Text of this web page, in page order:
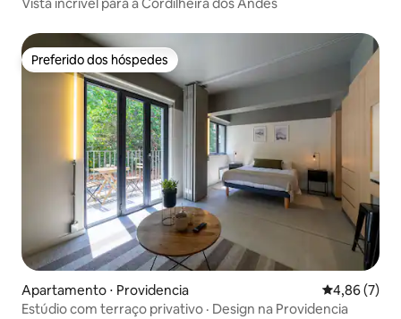
Preferido dos hóspedes
Preferido dos hóspedes
Apartamento ⋅ Providencia 4,86 de uma
4,86 (7)
Estúdio com terraço privativo · Design na Providencia